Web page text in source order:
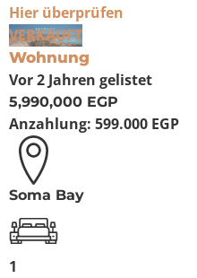
Hier überprüfen
VERKAUFT
Wohnung
Vor 2 Jahren gelistet
5,990,000 EGP
Anzahlung: 599.000 EGP
Soma Bay
1